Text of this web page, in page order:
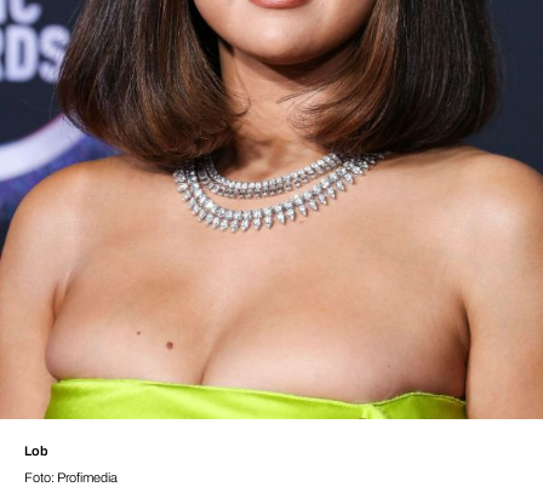
Lob
Foto: Profimedia